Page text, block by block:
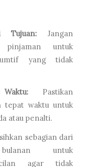
Tujuan: Jangan
pinjaman untuk
yang tidak
Pastikan
tepat waktu untuk
atau penalti.
sebagian dari
untuk
agar tidak